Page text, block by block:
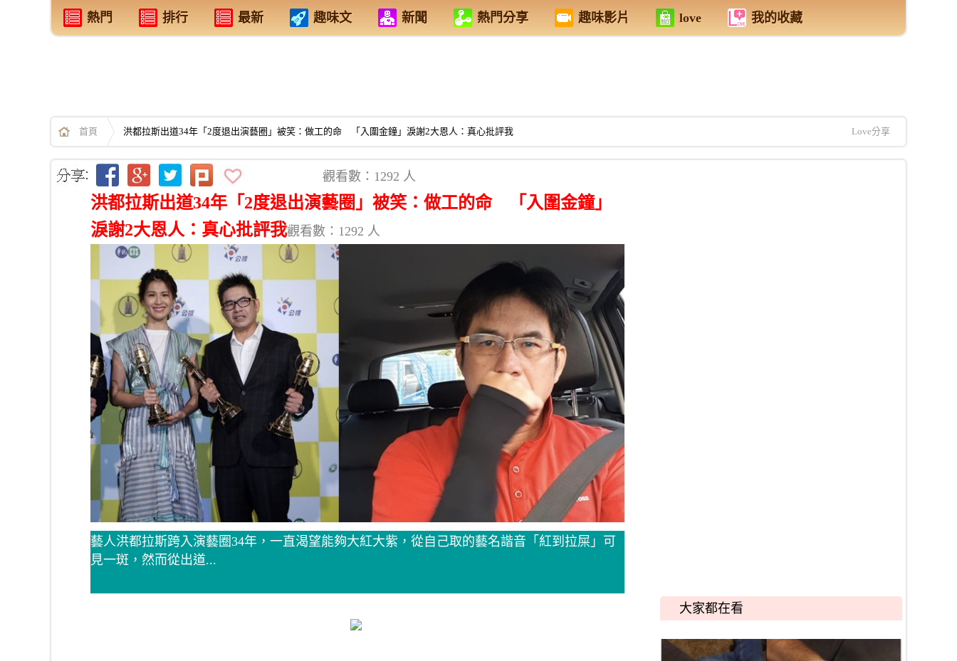
熱門 排行 最新 趣味文 新聞 熱門分享 趣味影片 love 我的收藏
首頁 洪都拉斯出道34年「2度退出演藝圈」被笑：做工的命 「入圍金鐘」淚謝2大恩人：真心批評我 Love分享
觀看數：1292 人
洪都拉斯出道34年「2度退出演藝圈」被笑：做工的命 「入圍金鐘」
淚謝2大恩人：真心批評我觀看數：1292 人
藝人洪都拉斯跨入演藝圈34年，一直渴望能夠大紅大紫，從自己取的藝名諧音「紅到拉屎」可
見一斑，然而從出道...
大家都在看